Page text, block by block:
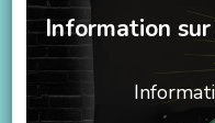
Information